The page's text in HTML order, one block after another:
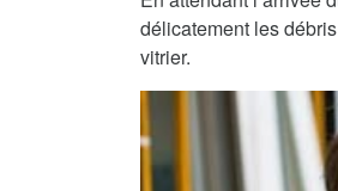
délicatement les
vitrier.